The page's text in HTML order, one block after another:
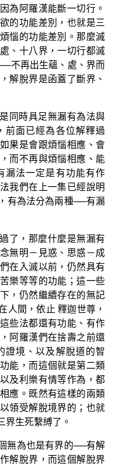
為阿羅漢能斷一切行。
的功能差別，也就是三
惱的功能差別。那麼滅
、十八界，一切行都滅
不再出生蘊、處、界而
解脫界是函蓋了斷界、
同時具足無漏有為法與
前面已經為各位解釋過
果是會跟煩惱相應、會
而不再與煩惱相應、能
漏法一定是有功能有作
我們在上一集已經說明
有為法分為兩種──有漏
了，那麼什麼是無漏有
無明－見惑、思惑－成
在入滅以前，仍然具有
樂等等的功能；這一些
，仍然繼續存在的無記
人間，依止 釋迦世尊，
些法都還有功能、有作
阿羅漢們在捨壽之前還
證境、以及解脫道的智
能，而這個就是第二類
及利樂有情等作為，都
應。既然有這樣的兩類
領受解脫境界的；也就
界生死繫縛了。
無為也是有界的──有解
解脫界，而這個解脫界